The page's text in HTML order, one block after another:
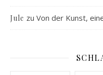
Jule zu Von der Kunst,